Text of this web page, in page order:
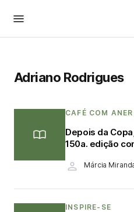
Adriano Rodrigues
CAFÉ COM ANER
Depois da
150a. edição
Márcia
INSPIRE-SE